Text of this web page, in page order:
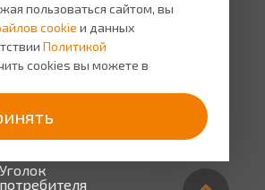
Уголок
потребителя
пользоваться сайтом, вы
cookie и данных
Политикой
cookies вы можете в